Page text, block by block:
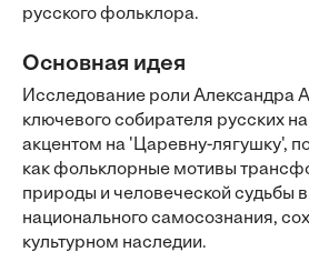
русского фольклора.
Основная идея
Исследование роли Александра
ключевого собирателя русских
акцентом на 'Царевну-лягушку',
как фольклорные мотивы
природы и человеческой судьбы
национального самосознания,
культурном наследии.